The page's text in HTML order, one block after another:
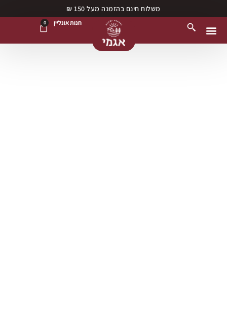
משלוח חינם בהזמנה מעל 150 ₪
חנות אונליין 0